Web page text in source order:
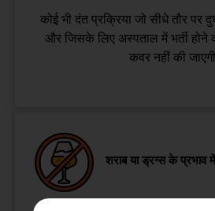
कोई भी दंत प्रक्रिया जो सीधे तौर पर
और जिसके लिए अस्पताल में भर्ती होने
कवर नहीं की
शराब या ड्रग्स के प्रभाव